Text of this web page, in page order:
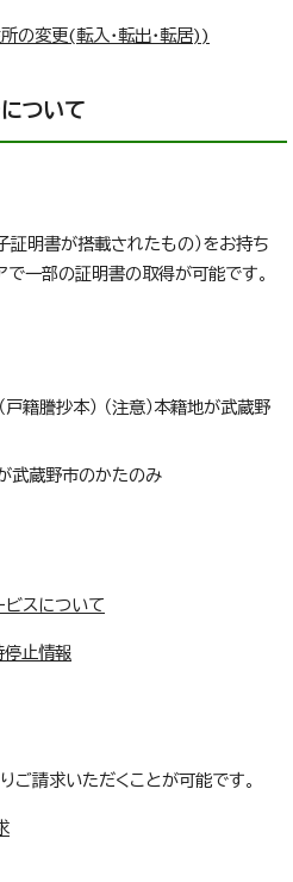
の変更(転入・転出・転居))
ついて
証明書が搭載されたもの）をお持ち
で一部の証明書の取得が可能です。
籍謄抄本） （注意）本籍地が武蔵野
武蔵野市のかたのみ
ビスについて
停止情報
ご請求いただくことが可能です。